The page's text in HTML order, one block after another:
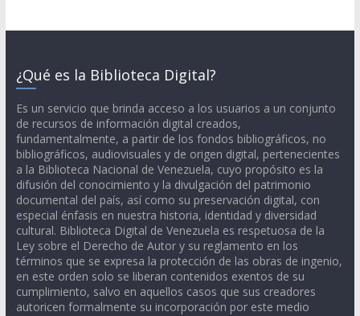
¿Qué es la Biblioteca Digital?
Es un servicio que brinda acceso a los usuarios a un conjunto
de recursos de información digital creados,
fundamentalmente, a partir de los fondos bibliográficos, no
bibliográficos, audiovisuales y de origen digital, pertenecientes
a la Biblioteca Nacional de Venezuela, cuyo propósito es la
difusión del conocimiento y la divulgación del patrimonio
documental del país, así como su preservación digital, con
especial énfasis en nuestra historia, identidad y diversidad
cultural. Biblioteca Digital de Venezuela es respetuosa de la
Ley sobre el Derecho de Autor y su reglamento en los
términos que se expresa la protección de las obras de ingenio,
en este orden solo se liberan contenidos exentos de su
cumplimiento, salvo en aquellos casos que sus creadores
autoricen formalmente su incorporación por este medio